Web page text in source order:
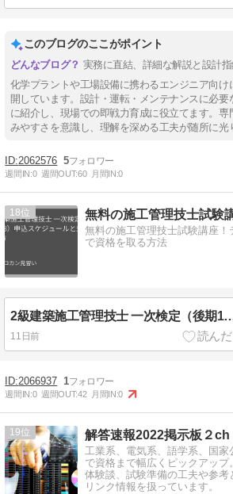
このブログのここがポイント
実務に直結、詳細な解説と設計
化学プラントや工場設備に携わるエンジニア向け
開しています。設計・運転・メンテナンスに必
に紹介し、現場での即戦力育成に役立てます。
みやすさを意識し、理解を深める工夫が随所に光
2062576 5
週間IN:0 週間OUT:60 月間IN:0
18
無料の施工管理技士試験講座
で資格を取る方法
2級建築施工管理技士 一次検定（後期11/8）申
11日前
2066937 1
週間IN:0 週間OUT:42 月間IN:0
19 解答速報2022掲示板２ch
工業系、電気系、語学系、国家
で資格まで幅広くピックアッ
体験談、試験準備の工夫や参
リンク情報を扱っています。